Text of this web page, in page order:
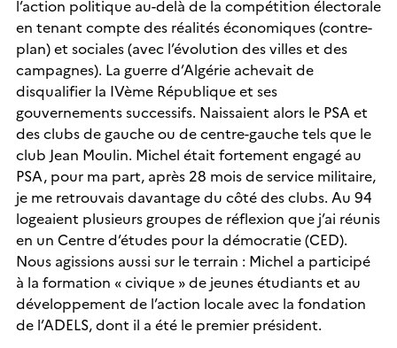
l’action politique au-delà de la compétition électorale
en tenant compte des réalités économiques (contre-
plan) et sociales (avec l’évolution des villes et des
campagnes). La guerre d’Algérie achevait de
disqualifier la IVème République et ses
gouvernements successifs. Naissaient alors le PSA et
des clubs de gauche ou de centre-gauche tels que le
club Jean Moulin. Michel était fortement engagé au
PSA, pour ma part, après 28 mois de service militaire,
je me retrouvais davantage du côté des clubs. Au 94
logeaient plusieurs groupes de réflexion que j’ai réunis
en un Centre d’études pour la démocratie (CED).
Nous agissions aussi sur le terrain : Michel a participé
à la formation « civique » de jeunes étudiants et au
développement de l’action locale avec la fondation
de l’ADELS, dont il a été le premier président.